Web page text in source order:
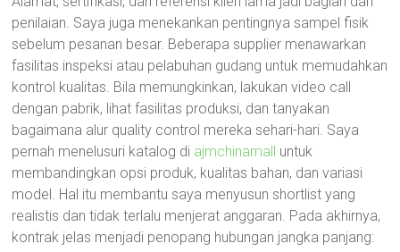
penilaian. Saya juga menekankan pentingnya sampel fisik
sebelum pesanan besar. Beberapa supplier menawarkan
fasilitas inspeksi atau pelabuhan gudang untuk memudahkan
kontrol kualitas. Bila memungkinkan, lakukan video call
dengan pabrik, lihat fasilitas produksi, dan tanyakan
bagaimana alur quality control mereka sehari-hari. Saya
pernah menelusuri katalog di ajmchinamall untuk
membandingkan opsi produk, kualitas bahan, dan variasi
model. Hal itu membantu saya menyusun shortlist yang
realistis dan tidak terlalu menjerat anggaran. Pada akhirnya,
kontrak jelas menjadi penopang hubungan jangka panjang: